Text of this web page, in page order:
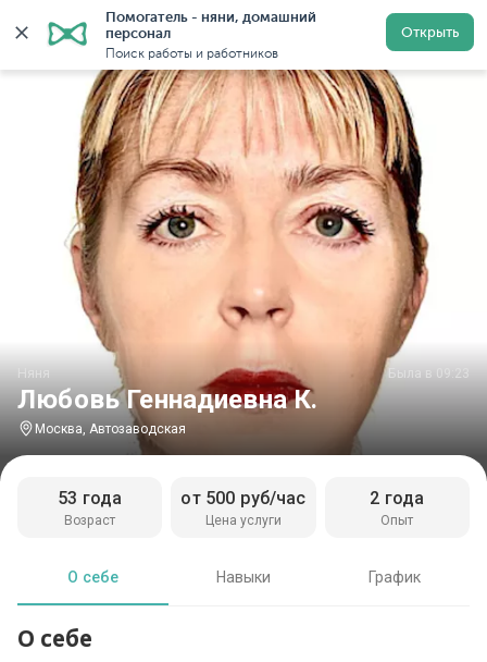
Помогатель - няни, домашний
персонал
Поиск работы и работников
Открыть
Главная Няни Няни в Москве Няни у метро
Любовь Геннадиевна К.
Няня Была в 09:23
Москва, Автозаводская
Возраст
53 года
Цена услуги
от 500 руб/час
Опыт
2 года
О себе Навыки График
О себе